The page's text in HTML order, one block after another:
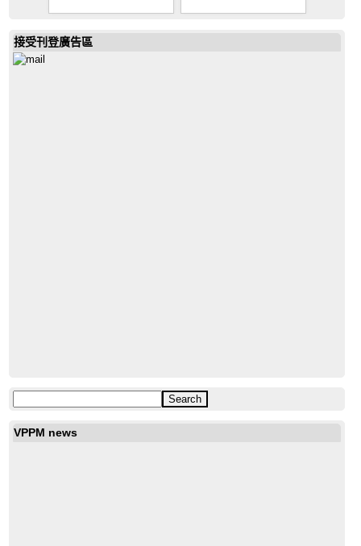
接受刊登廣告區
VPPM news